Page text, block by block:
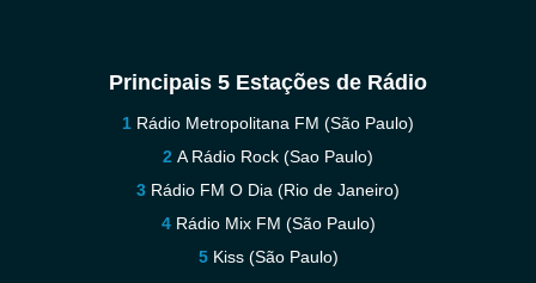
Principais 5 Estações de Rádio
Rádio Metropolitana FM (São Paulo)
A Rádio Rock (Sao Paulo)
Rádio FM O Dia (Rio de Janeiro)
Rádio Mix FM (São Paulo)
Kiss (São Paulo)